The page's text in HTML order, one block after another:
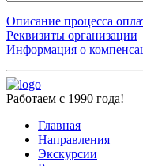
Описание процесса
Реквизиты организации
Информация о
Работаем с 1990 года!
Главная
Направления
Экскурсии